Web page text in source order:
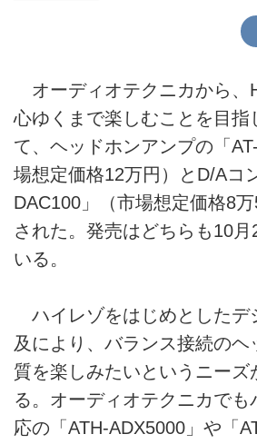
オーディオテクニカから、
心ゆくまで楽しむことを目指
て、ヘッドホンアンプの「
場想定価格12万円）とD/Aコ
DAC100」（市場想定価格8
された。発売はどちらも10
いる。
ハイレゾをはじめとしたデ
及により、バランス接続のヘ
質を楽しみたいというニーズ
る。オーディオテクニカでも
応の「ATH-ADX5000」や「